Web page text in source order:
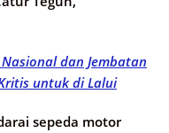
dan Jembatan
untuk di Lalui
sepeda motor